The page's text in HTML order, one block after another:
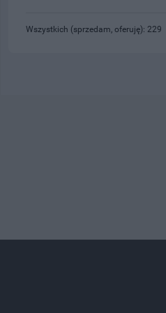
Wszystkich (sprzedam, oferuję): 229